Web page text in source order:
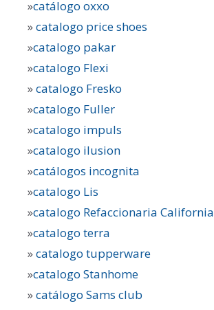
»catálogo oxxo
»catalogo price shoes
»catalogo pakar
»catalogo Flexi
»catalogo Fresko
»catalogo Fuller
»catalogo impuls
»catalogo ilusion
»catálogos incognita
»catalogo Lis
»catalogo Refaccionaria California
»catalogo terra
»catalogo tupperware
»catalogo Stanhome
»catálogo Sams club